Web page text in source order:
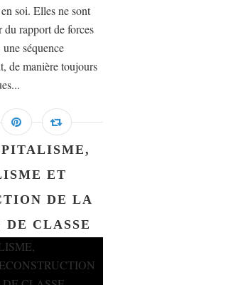
soi. Elles ne sont
du rapport de forces
une séquence
de manière toujours
ET
DE LA
DE CLASSE